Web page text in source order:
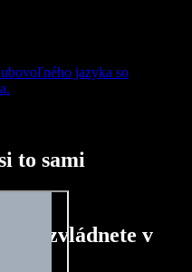
jazyka so
to sami
čo zvládnete v